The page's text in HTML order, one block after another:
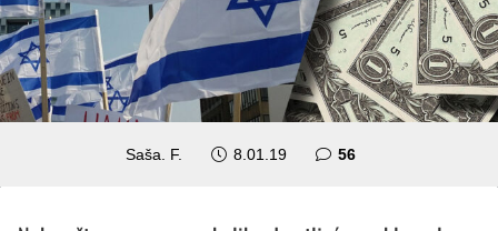
Saša. F. 8.01.19 56komentara